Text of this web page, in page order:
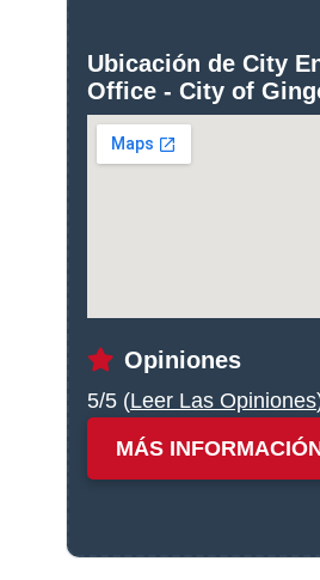
Ubicación de City
Office - City of
Opiniones
5/5 (Leer Las Opiniones
MÁS